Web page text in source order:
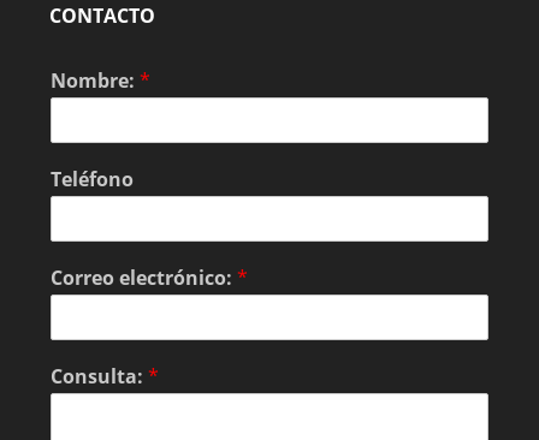
CONTACTO
Nombre: *
Teléfono
Correo electrónico: *
Consulta: *